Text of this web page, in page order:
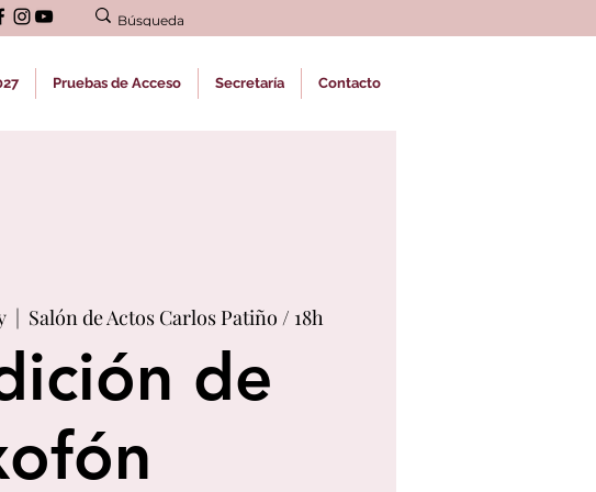
Pruebas de Acceso Secretaría Contacto
  |
Salón de Actos Carlos Patiño / 18h
de